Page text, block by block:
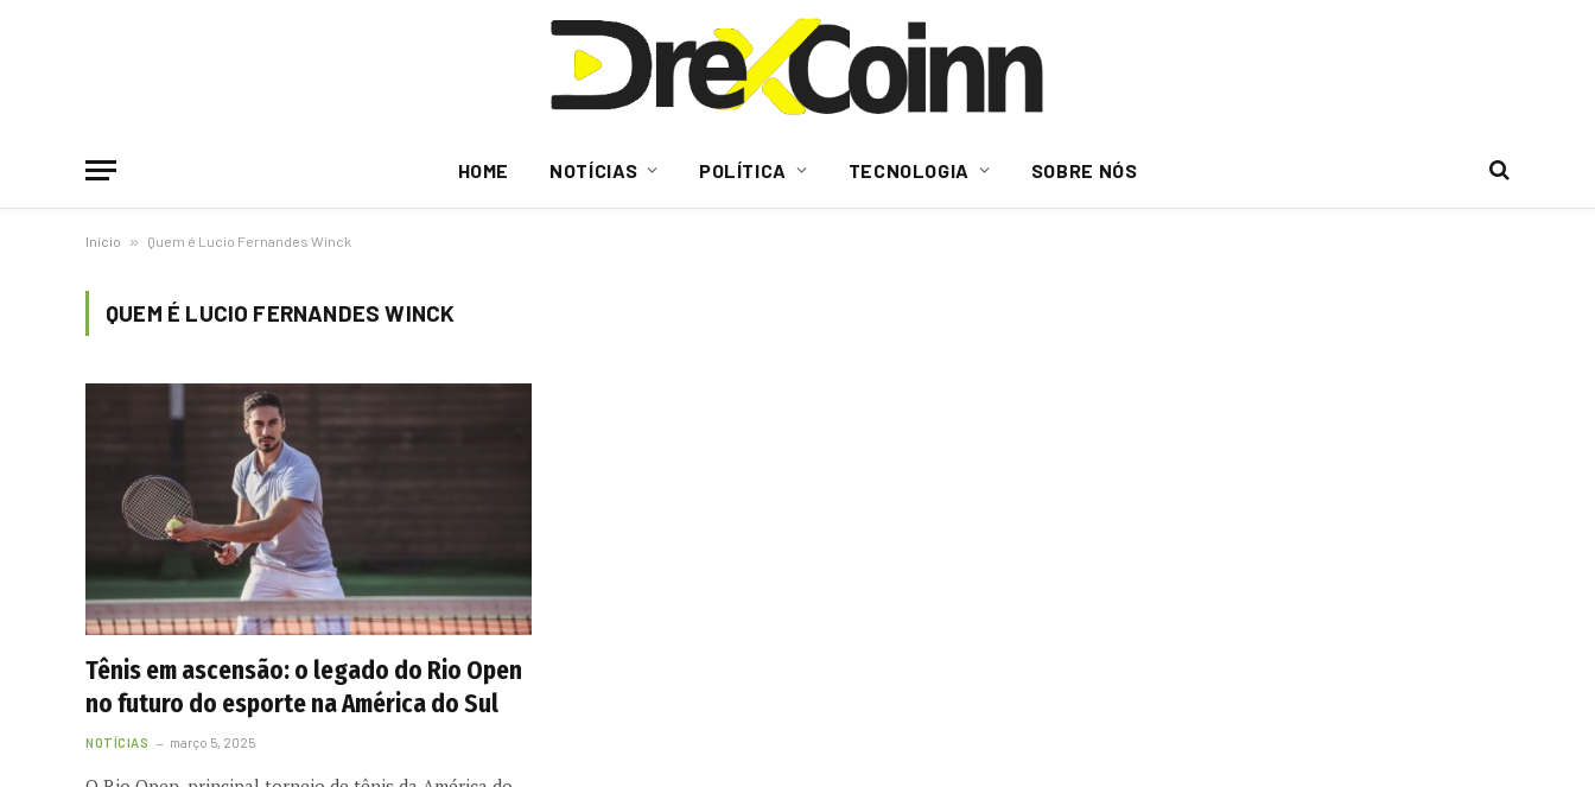
HOME NOTÍCIAS POLÍTICA TECNOLOGIA SOBRE NÓS
Início » Quem é Lucio Fernandes Winck
QUEM É LUCIO FERNANDES WINCK
Tênis em ascensão: o legado do Rio Open
no futuro do esporte na América do Sul
NOTÍCIAS março 5, 2025